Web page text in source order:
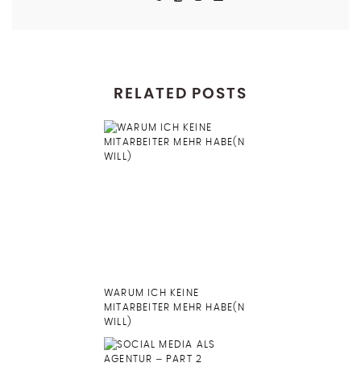
RELATED POSTS
WARUM ICH KEINE
MITARBEITER MEHR HABE(N
WILL)